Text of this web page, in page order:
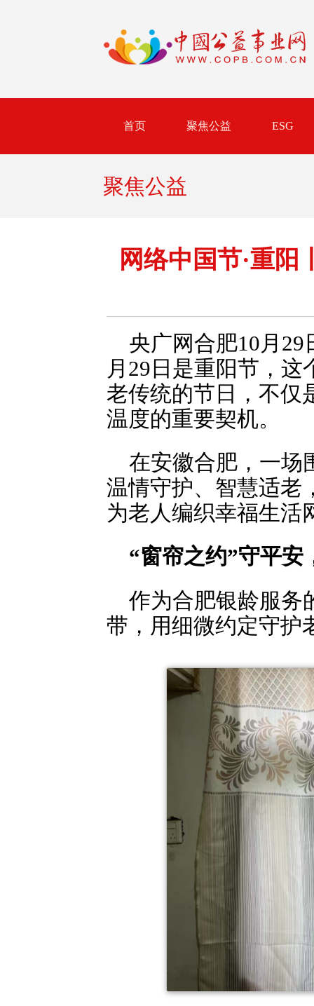
首页 聚焦公益 ESG
聚焦公益
网络中国节·重
央广网合肥10月
月29日是重阳节，
老传统的节日，不仅
温度的重要契机。
在安徽合肥，一场
温情守护、智慧适老
为老人编织幸福生活
“窗帘之约”守平安
作为合肥银龄服务
带，用细微约定守护